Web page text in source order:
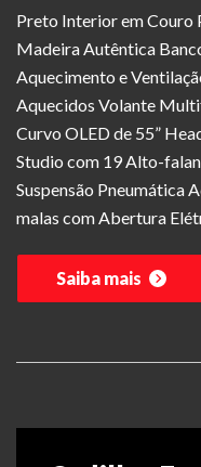
Preto Interior em Couro
Madeira Autêntica
Aquecimento e
Aquecidos Volante
Curvo OLED de 55”
Studio com 19 Alto-
Suspensão Pneumática
malas com Abertura
Saiba mais